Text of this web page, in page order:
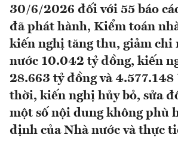
30/6/2026 đối với 55 báo
đã phát hành, Kiểm toán
kiến nghị tăng thu, giảm chi
nước 10.042 tỷ đồng, kiến
28.663 tỷ đồng và
thời, kiến nghị hủy bỏ, sửa
một số nội dung không phù
định của Nhà nước và thực